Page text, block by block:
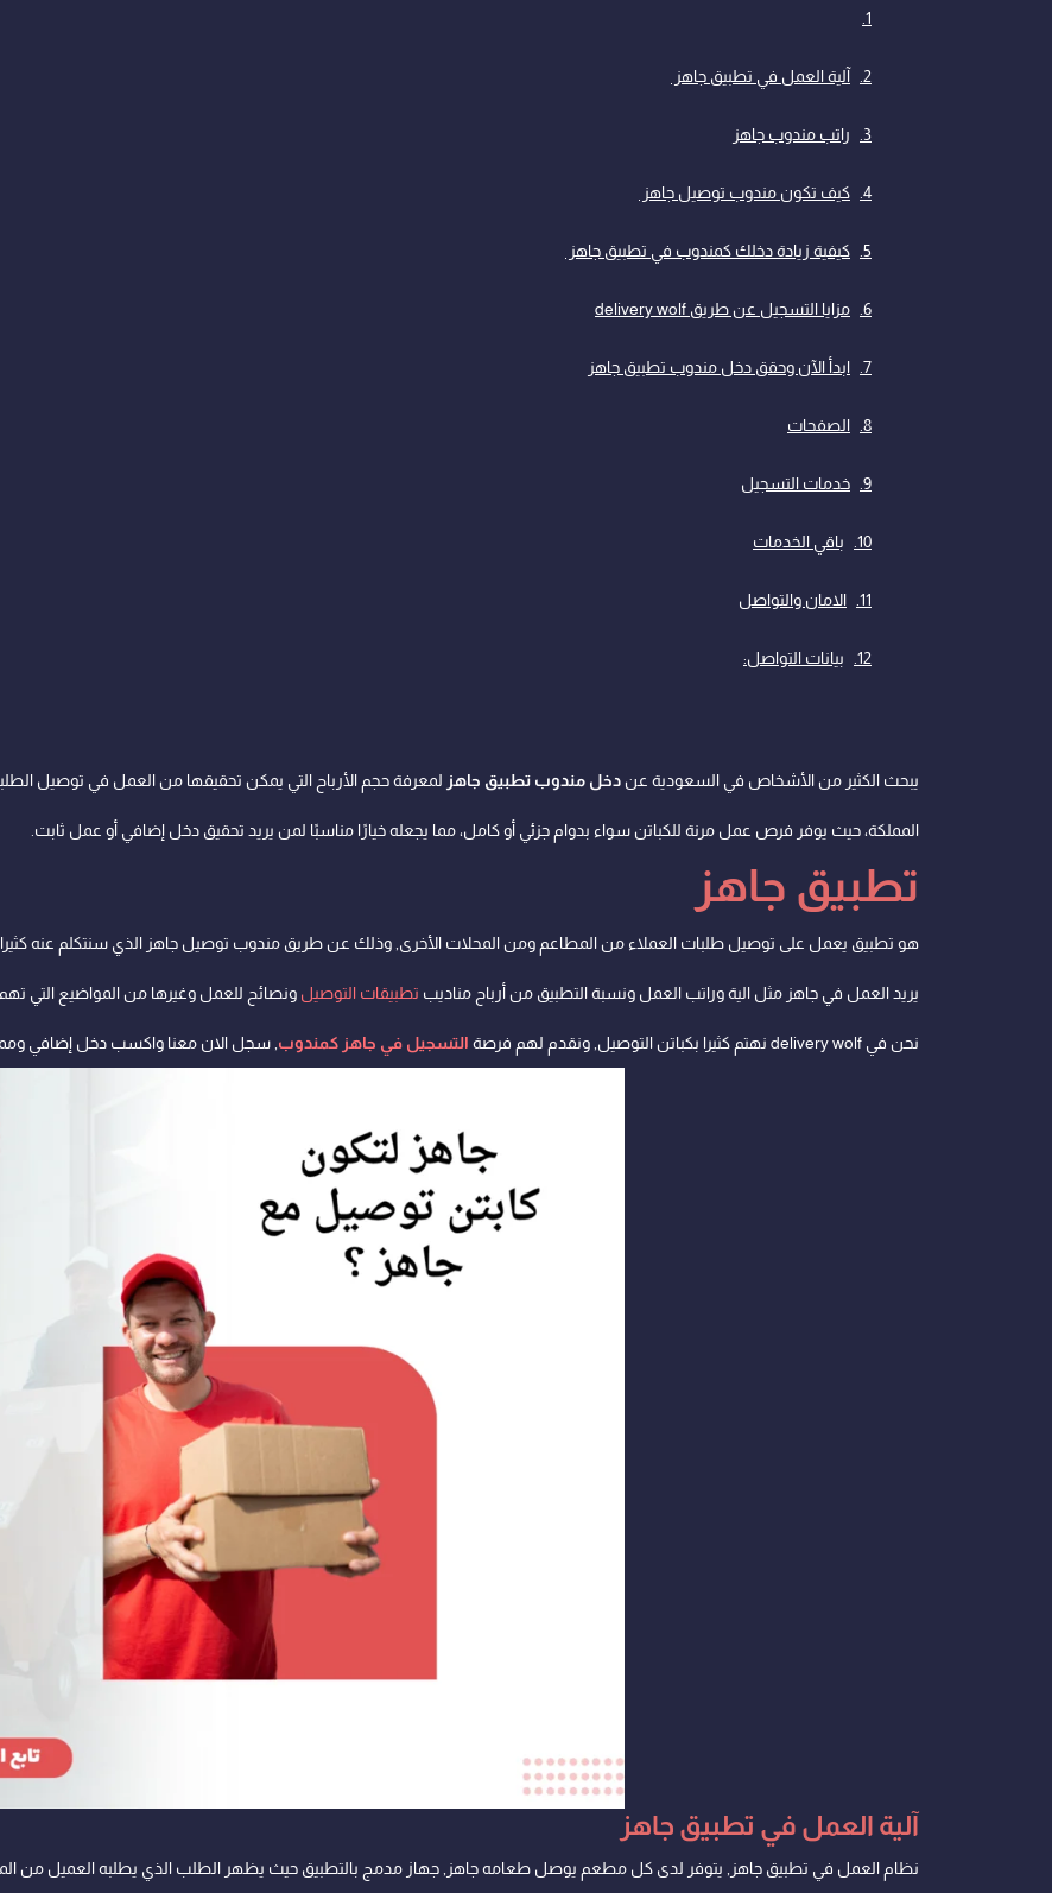
آلية العمل في تطبيق جاهز
راتب مندوب جاهز
كيف تكون مندوب توصيل جاهز
كيفية زيادة دخلك كمندوب في تطبيق جاهز
مزايا التسجيل عن طريق delivery wolf
ابدأ الآن وحقق دخل مندوب تطبيق جاهز
الصفحات
خدمات التسجيل
باقي الخدمات
الامان والتواصل
بيانات التواصل:
يبحث الكثير من الأشخاص في السعودية عن دخل مندوب تطبيق جاهز لمعرفة حجم الأرباح التي يمكن تحقيقها من العمل في توصيل
المملكة، حيث يوفر فرص عمل مرنة للكباتن سواء بدوام جزئي أو كامل، مما يجعله خيارًا مناسبًا لمن يريد تحقيق دخل إضافي أو عمل ثابت.
تطبيق جاهز
هو تطبيق يعمل على توصيل طلبات العملاء من المطاعم ومن المحلات الأخرى, وذلك عن طريق مندوب توصيل جاهز الذي سنتكلم عنه
يريد العمل في جاهز مثل الية وراتب العمل ونسبة التطبيق من أرباح مناديب تطبيقات التوصيل ونصائح للعمل وغيرها من المواضيع التي
نحن في delivery wolf نهتم كثيرا بكباتن التوصيل, ونقدم لهم فرصة التسجيل في جاهز كمندوب , سجل الان معنا واكسب دخل إضافي
آلية العمل في تطبيق جاهز
نظام العمل في تطبيق جاهز, يتوفر لدى كل مطعم يوصل طعامه جاهز, جهاز مدمج بالتطبيق حيث يظهر الطلب الذي يطلبه العميل من